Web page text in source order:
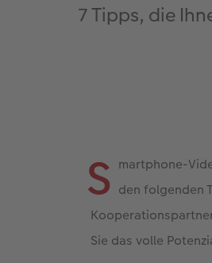
7 Tipps, die
S martphone-
den folgenden
Sie das volle